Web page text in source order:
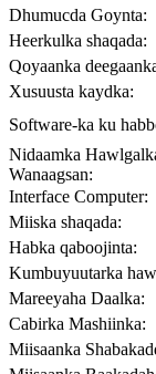
Dhumucda Goynta:
Heerkulka shaqada:
Qoyaanka
Xusuusta kaydka:
Software-ka ku
Nidaamka
Wanaagsan:
Interface Computer:
Miiska shaqada:
Habka qaboojinta:
Kumbuyuutarka
Mareeyaha Daalka:
Cabirka Mashiinka:
Miisaanka